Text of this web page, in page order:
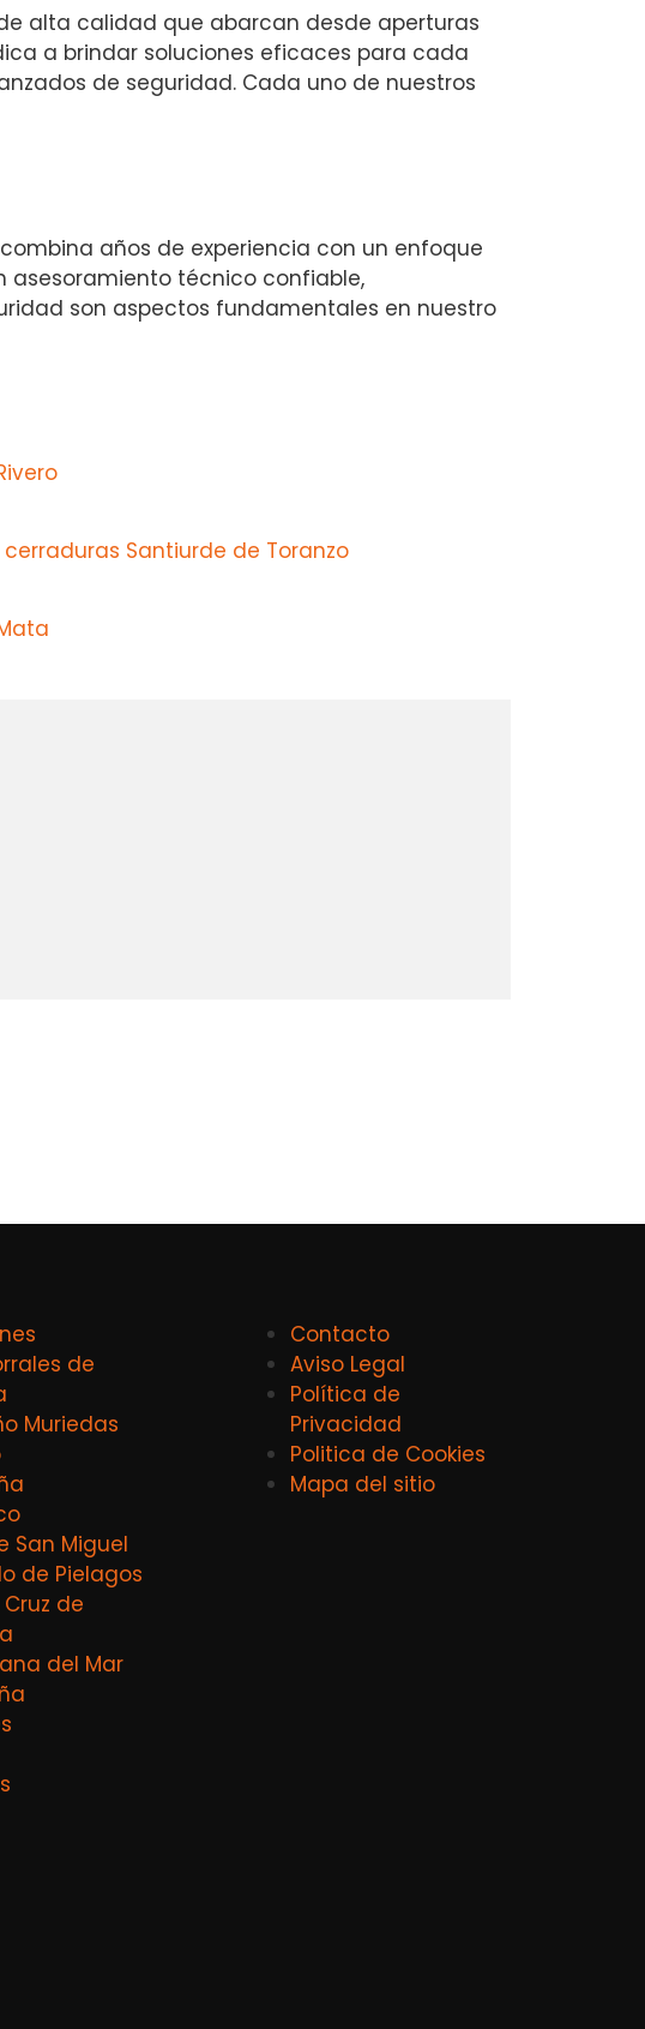
alta calidad que abarcan desde aperturas
a brindar soluciones eficaces para cada
de seguridad. Cada uno de nuestros
años de experiencia con un enfoque
asesoramiento técnico confiable,
son aspectos fundamentales en nuestro
Santiurde de Toranzo
de
Muriedas
San Miguel
de Pielagos
de
del Mar
Contacto
Aviso Legal
Política de
Privacidad
Politica de Cookies
Mapa del sitio